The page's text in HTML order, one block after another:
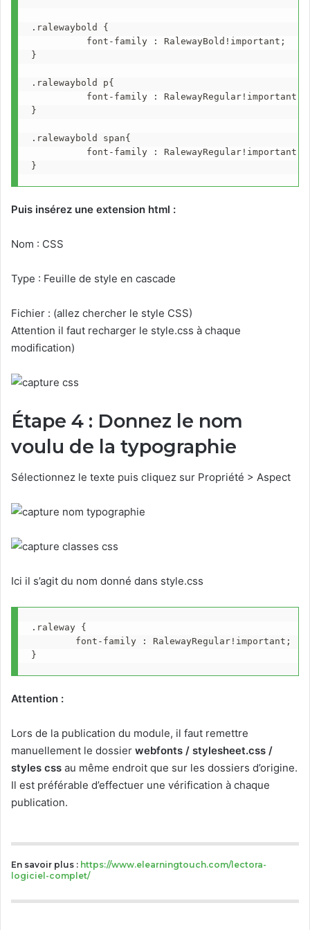
.ralewaybold {
font-family :
}
.ralewaybold p{
font-family : RalewayRegular!important;
}
.ralewaybold span{
font-family : RalewayRegular!important;
}
Puis insérez une extension html :
Nom : CSS
Type : Feuille de style en cascade
Fichier : (allez chercher le style CSS)
Attention il faut recharger le style.css à chaque
modification)
Étape 4 : Donnez le nom
voulu de la typographie
Sélectionnez le texte puis cliquez sur Propriété > Aspect
Ici il s’agit du nom donné dans style.css
.raleway {
font-family : RalewayRegular!important;
}
Attention :
Lors de la publication du module, il faut remettre
manuellement le dossier webfonts / stylesheet.css /
styles css au même endroit que sur les dossiers d’origine.
Il est préférable d’effectuer une vérification à chaque
publication.
En savoir plus : https://www.elearningtouch.com/lectora-
logiciel-complet/